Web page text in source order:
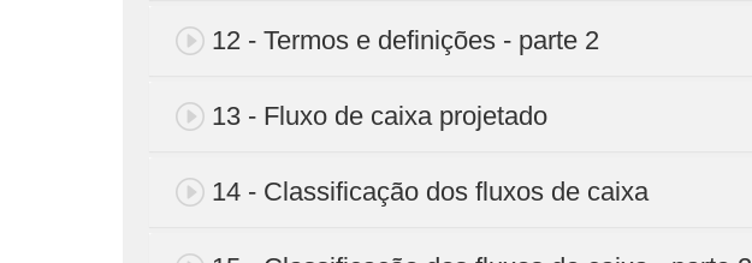
12 - Termos e definições - parte 2
13 - Fluxo de caixa projetado
14 - Classificação dos fluxos de caixa